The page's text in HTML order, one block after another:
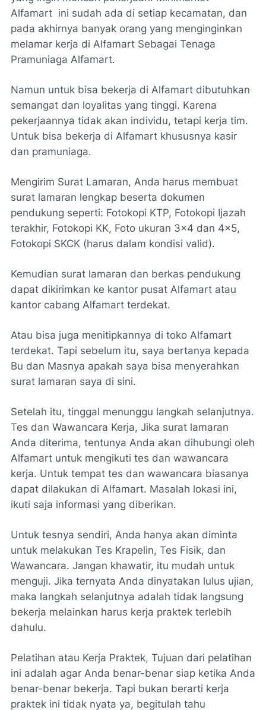
Alfamart ini sudah ada di setiap kecamatan, dan
pada akhirnya banyak orang yang menginginkan
melamar kerja di Alfamart Sebagai Tenaga
Pramuniaga Alfamart.
Namun untuk bisa bekerja di Alfamart dibutuhkan
semangat dan loyalitas yang tinggi. Karena
pekerjaannya tidak akan individu, tetapi kerja tim.
Untuk bisa bekerja di Alfamart khususnya kasir
dan pramuniaga.
Mengirim Surat Lamaran, Anda harus membuat
surat lamaran lengkap beserta dokumen
pendukung seperti: Fotokopi KTP, Fotokopi Ijazah
terakhir, Fotokopi KK, Foto ukuran 3×4 dan 4×5,
Fotokopi SKCK (harus dalam kondisi valid).
Kemudian surat lamaran dan berkas pendukung
dapat dikirimkan ke kantor pusat Alfamart atau
kantor cabang Alfamart terdekat.
Atau bisa juga menitipkannya di toko Alfamart
terdekat. Tapi sebelum itu, saya bertanya kepada
Bu dan Masnya apakah saya bisa menyerahkan
surat lamaran saya di sini.
Setelah itu, tinggal menunggu langkah selanjutnya.
Tes dan Wawancara Kerja, Jika surat lamaran
Anda diterima, tentunya Anda akan dihubungi oleh
Alfamart untuk mengikuti tes dan wawancara
kerja. Untuk tempat tes dan wawancara biasanya
dapat dilakukan di Alfamart. Masalah lokasi ini,
ikuti saja informasi yang diberikan.
Untuk tesnya sendiri, Anda hanya akan diminta
untuk melakukan Tes Krapelin, Tes Fisik, dan
Wawancara. Jangan khawatir, itu mudah untuk
menguji. Jika ternyata Anda dinyatakan lulus ujian,
maka langkah selanjutnya adalah tidak langsung
bekerja melainkan harus kerja praktek terlebih
dahulu.
Pelatihan atau Kerja Praktek, Tujuan dari pelatihan
ini adalah agar Anda benar-benar siap ketika Anda
benar-benar bekerja. Tapi bukan berarti kerja
praktek ini tidak nyata ya, begitulah tahu